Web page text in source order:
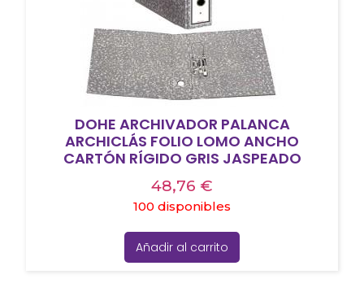
DOHE ARCHIVADOR PALANCA
ARCHICLÁS FOLIO LOMO ANCHO
CARTÓN RÍGIDO GRIS JASPEADO
48,76 €
100 disponibles
Añadir al carrito